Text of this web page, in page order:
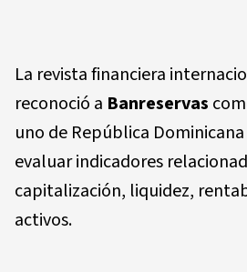
La revista financiera
reconoció a Banreservas
uno de República
evaluar indicadores
capitalización, liquidez,
activos.